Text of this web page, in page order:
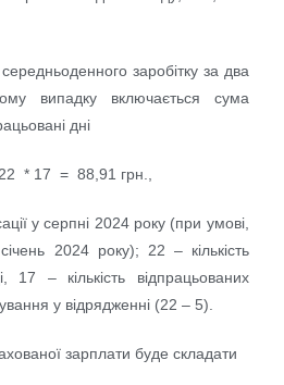
заробітку за два
випадку включається сума
дні
* 17 = 88,91 грн.,
у серпні 2024 року (при умові,
2024 року); 22 – кількість
17 – кількість відпрацьованих
у відрядженні (22 – 5).
зарплати буде складати